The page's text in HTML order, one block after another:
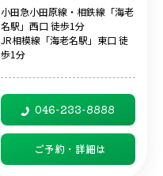
小田急小田原線・相鉄線「海老
名駅」西口 徒歩1分
JR相模線「海老名駅」東口 徒
歩1分
046-233-8888
ご予約・詳細は